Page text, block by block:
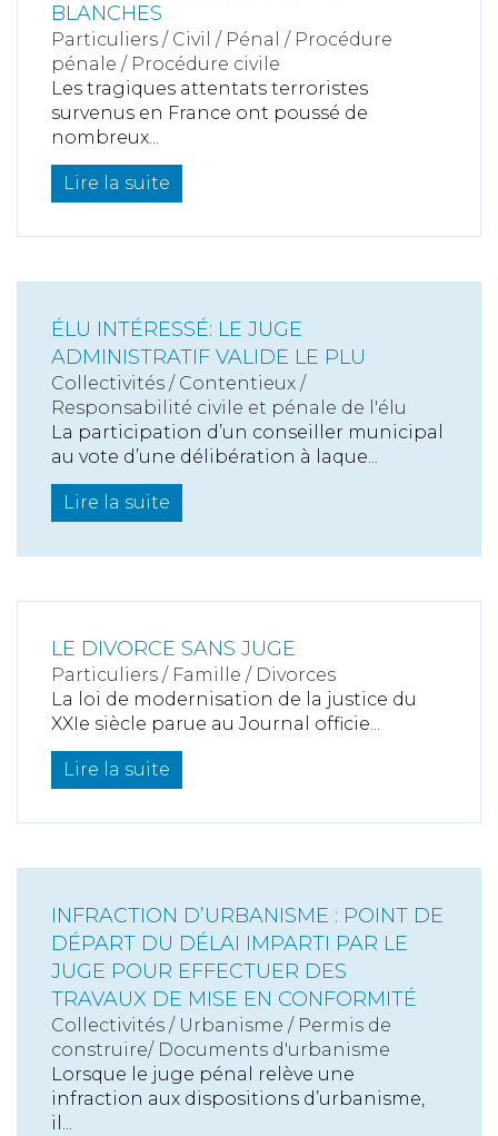
BLANCHES
Particuliers / Civil / Pénal / Procédure
pénale / Procédure civile
Les tragiques attentats terroristes
survenus en France ont poussé de
nombreux...
Lire la suite
ÉLU INTÉRESSÉ: LE JUGE
ADMINISTRATIF VALIDE LE PLU
Collectivités / Contentieux /
Responsabilité civile et pénale de l'élu
La participation d’un conseiller municipal
au vote d’une délibération à laque...
Lire la suite
LE DIVORCE SANS JUGE
Particuliers / Famille / Divorces
La loi de modernisation de la justice du
XXIe siècle parue au Journal officie...
Lire la suite
INFRACTION D’URBANISME : POINT DE
DÉPART DU DÉLAI IMPARTI PAR LE
JUGE POUR EFFECTUER DES
TRAVAUX DE MISE EN CONFORMITÉ
Collectivités / Urbanisme / Permis de
construire/ Documents d'urbanisme
Lorsque le juge pénal relève une
infraction aux dispositions d’urbanisme,
il...